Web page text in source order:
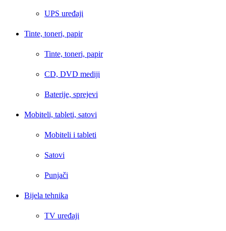
UPS uređaji
Tinte, toneri, papir
Tinte, toneri, papir
CD, DVD mediji
Baterije, sprejevi
Mobiteli, tableti, satovi
Mobiteli i tableti
Satovi
Punjači
Bijela tehnika
TV uređaji